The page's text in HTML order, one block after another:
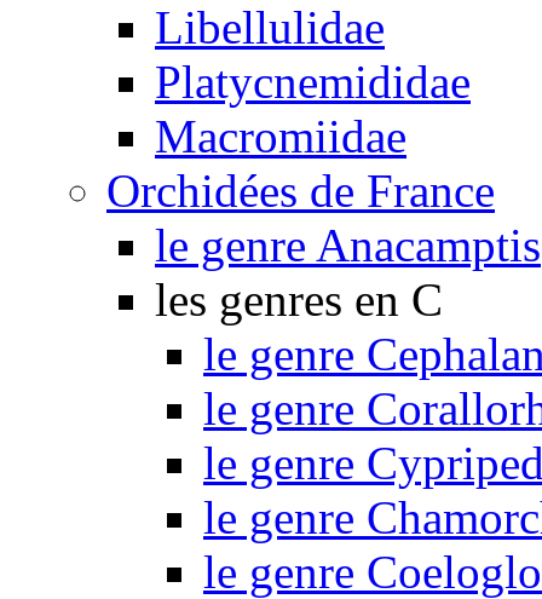
Libellulidae
Platycnemididae
Macromiidae
Orchidées de France
le genre Anacamptis
les genres en C
le genre
le genre
le genre
le genre
le genre